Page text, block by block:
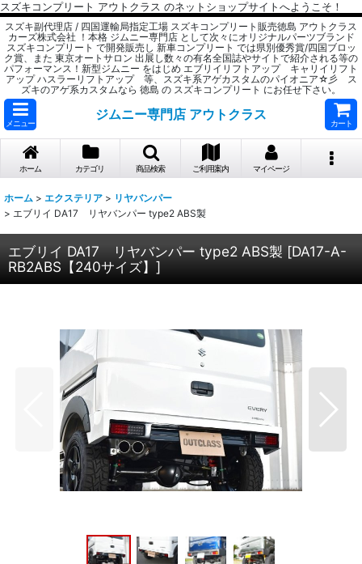
スズキコンプリート アウトクラス のネットショップサイトへようこそ！
スズキ副代理店 / 四国運輸局指定工場 スズキコンプリート販売徳島 アウトクラス
カーズ株式会社 ！本格 ジムニー専門店 として次々にオリジナルパーツブランド
スズキコンプリート で開発販売し 新車コンプリート では県別優秀賞/四国ブロッ
ク賞、また 東京オートサロン 出展し数々の有名全国誌やサイトで紹介される等の
パフォーマンス！新型ジムニー をはじめ エブリイリフトアップ キャリイリフト
アップ ハスラーリフトアップ 等、スズキ系アゲカスタムのパイオニア☆彡 ス
ズキのアゲ系カスタムなら 徳島 の スズキコンプリート にお任せ下さい。
メニュー
ジムニー専門店 アウトクラス
カート
ホーム カテゴリ 商品検索 ご利用案内 マイページ
ホーム > エクステリア > リヤバンパー
> エブリイ DA17 リヤバンパー type2 ABS製
エブリイ DA17 リヤバンパー type2 ABS製 [DA17-A-
RB2ABS【240サイズ】 ]